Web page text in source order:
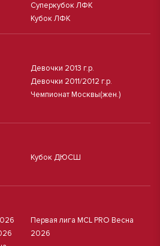
Суперкубок ЛФК
Кубок ЛФК
Девочки 2013 г.р.
Девочки 2011/2012 г.р.
Чемпионат Москвы(жен.)
Кубок ДЮСШ
Первая лига MCL PRO Весна
2026